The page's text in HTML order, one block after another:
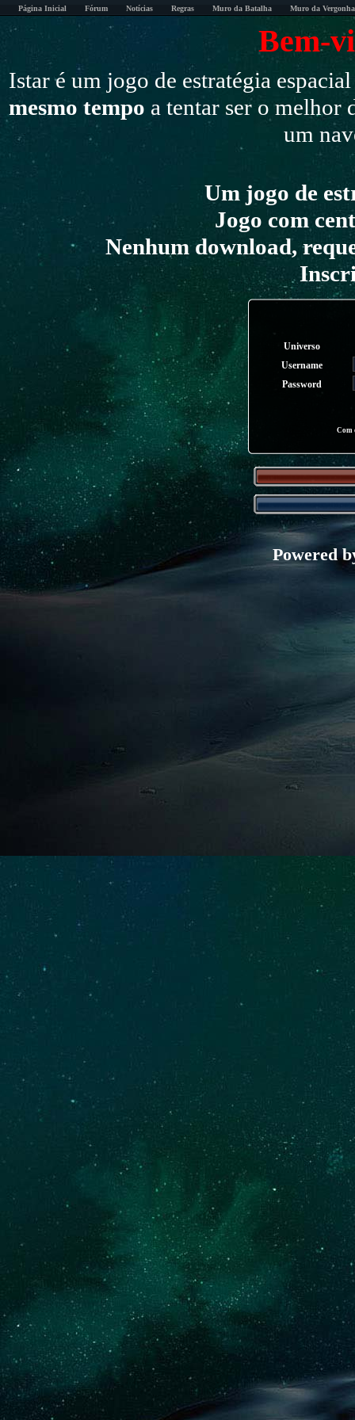
Página Inicial Fórum Notícias Regras Muro da Batalha Muro da Vergonha
Bem-
Istar é um jogo de estratégia
mesmo tempo a tentar ser o melhor
um
Um jogo de
Jogo com
Nenhum download,
Universo
Username
Password
Com
Powered